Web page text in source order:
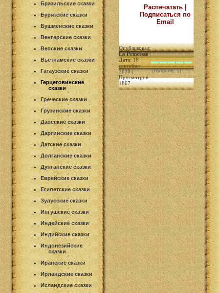
Бразильские сказки
Бурятские сказки
Бушменские сказки
Венгерские сказки
Вепские сказки
Вьетнамские сказки
Гагаузские сказки
Герцеговинские
сказки
Греческие сказки
Грузинские сказки
Даосские сказки
Даргинские сказки
Датские сказки
Долганские сказки
Дунганские сказки
Еврейские сказки
Египетские сказки
Зулусские сказки
Ингушские сказки
Индейские сказки
Индийские сказки
Индонезийские
сказки
Иранские сказки
Ирландские сказки
Исландские сказки
Распечатать |
Подписаться по
Email
Опубликовал:
La Princesse|
Дата: 18
сентября
2010 |
Просмотров:
1867
(голосов: 1)